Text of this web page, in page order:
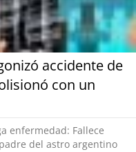
accidente de
con un
enfermedad: Fallece
del astro argentino